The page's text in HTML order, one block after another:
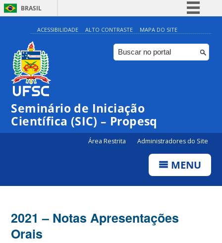
BRASIL
Simplifique!
Comunica BR
Participe
ACESSIBILIDADE ALTO CONTRASTE MAPA DO SITE
Seminário de Iniciação
Científica (SIC) – Propesq
Área Restrita Administradores do Site
MENU
2021 – Notas Apresentações
Orais